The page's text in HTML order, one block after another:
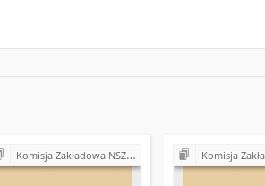
Komisja Zakładowa NSZZ "Solidarność" przy Urzędzie Gminy w Bodzentynie Komisja Zakładowa NSZZ "Solidarność"